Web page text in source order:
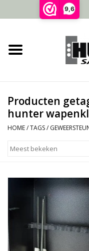
9,6
Home
Gecertificeerd
Niet gecertificeerd
Recente projecten
Blog
Producten
hunter
HOME/TAGS/